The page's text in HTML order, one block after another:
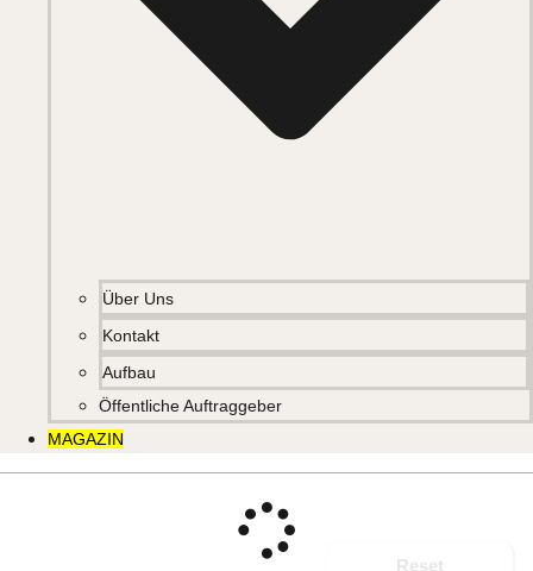
Über Uns
Kontakt
Aufbau
Öffentliche Auftraggeber
MAGAZIN
Reset